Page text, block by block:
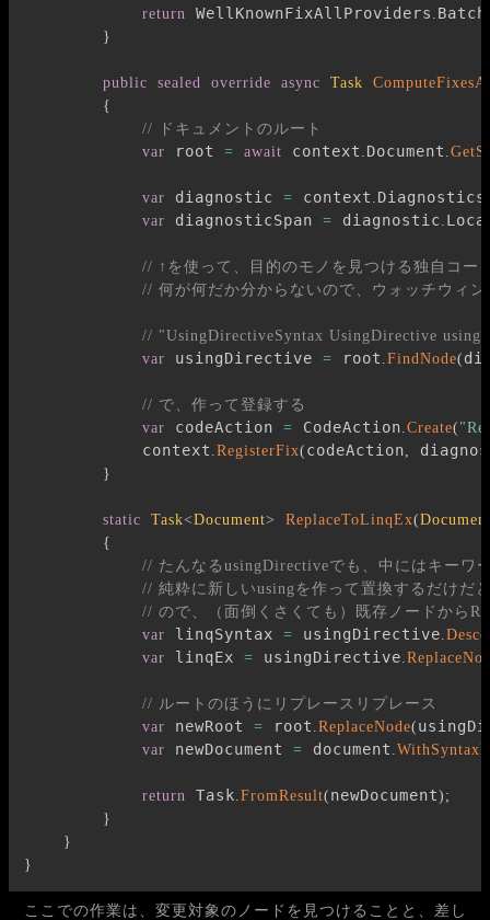
return
WellKnownFixAllProviders
}
public sealed override async Task
{
// ドキュメントのルート
var root = await context Document
var diagnostic = context Diagnostics
var diagnosticSpan = diagnostic
// ↑を使って、目的のモノを見つける独自コー
// 何が何だか分からないので、ウォッチウィ
// "UsingDirectiveSyntax UsingDirective using
var usingDirective = root FindNode(
// で、作って登録する
var codeAction = CodeAction Create(
            context
RegisterFix( codeAction
}
static Task<Document> ReplaceToLinqEx(
{
// たんなるusingDirectiveでも、中にはキーワ
// 純粋に新しいusingを作って置換するだけだ
// ので、（面倒くさくても）既存ノードから
var linqSyntax = usingDirective
var linqEx = usingDirective
// ルートのほうにリプレースリプレース
var newRoot = root ReplaceNode(
var newDocument = document
return Task FromResult( newDocument) ;
}
}
}
ここでの作業は、変更対象のノードを見つけることと、差し